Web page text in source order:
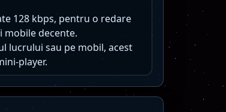
128 kbps, pentru o redare
mobile decente.
lucrului sau pe mobil, acest
player.